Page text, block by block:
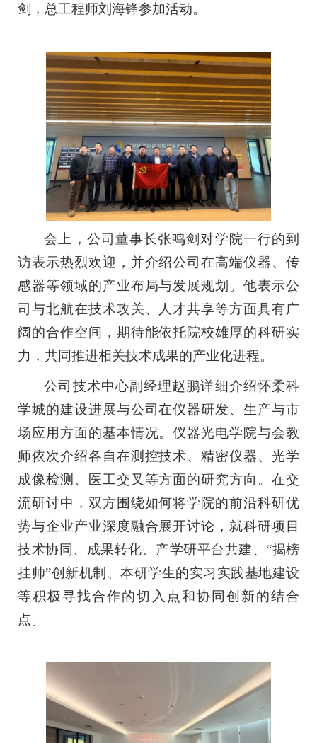
剑 ， 总工程师刘海锋参加活动。
会上，公司董事长张鸣剑对学院一行的到
访表示热烈欢迎，并介绍公司在高端仪器、传
感器等领域的产业布局与发展规划。他表示公
司与北航在技术攻关、人才共享等方面具有广
阔的合作空间，期待能依托院校雄厚的科研实
力，共同推进相关技术成果的产业化进程。
公司技术中心副经理赵鹏详细介绍怀柔科
学城的建设进展与公司在仪器研发、生产与市
场应用方面的基本情况。仪器光电学院与会教
师依次介绍各自在测控技术、精密仪器、光学
成像检测、医工交叉等方面的研究方向。在交
流研讨中，双方围绕如何将学院的前沿科研优
势与企业产业深度融合展开讨论，就科研项目
技术协同、成果转化、产学研平台共建、“揭榜
挂帅”创新机制、本研学生的实习实践基地建设
等积极寻找合作的切入点和协同创新的结合
点。